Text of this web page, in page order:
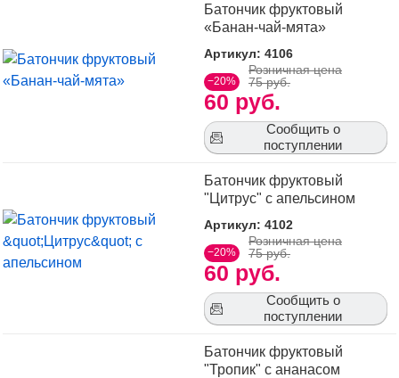
Батончик фруктовый
«Банан-чай-мята»
Артикул: 4106
−20%
60 руб.
Розничная цена
75 руб.
Сообщить о
поступлении
Батончик фруктовый
"Цитрус" с апельсином
Артикул: 4102
−20%
60 руб.
Розничная цена
75 руб.
Сообщить о
поступлении
Батончик фруктовый
"Тропик" с ананасом